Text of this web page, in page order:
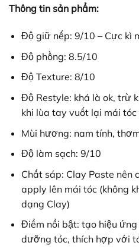
Thông tin sản phẩm:
Độ giữ nếp: 9/10 – Cực kì
Độ phồng: 8.5/10
Độ Texture: 8/10
Độ Restyle: khá là ok, trừ
khi lùa tay vuốt lại mái
Mùi hương: nam tính,
Độ làm sạch: 9/10
Chất sáp: Clay Paste nên
apply lên mái tóc (không
dạng Clay)
Điểm nổi bật: tạo hiệu
dưỡng tóc, thích hợp với